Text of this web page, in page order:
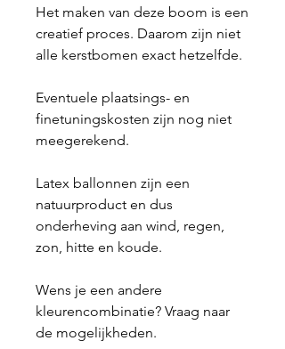
Het maken van deze boom is een
creatief proces. Daarom zijn niet
alle kerstbomen exact hetzelfde.
Eventuele plaatsings- en
finetuningskosten zijn nog niet
meegerekend.
Latex ballonnen zijn een
natuurproduct en dus
onderheving aan wind, regen,
zon, hitte en koude.
Wens je een andere
kleurencombinatie? Vraag naar
de mogelijkheden.